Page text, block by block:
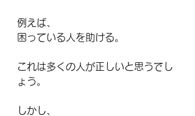
例えば、
困っている人を助ける。
これは多くの人が正しいと思うでし
ょう。
しかし、